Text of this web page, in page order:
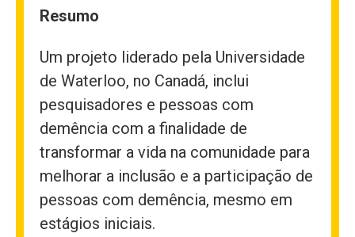
Resumo
Um projeto liderado pela Universidade
de Waterloo, no Canadá, inclui
pesquisadores e pessoas com
demência com a finalidade de
transformar a vida na comunidade para
melhorar a inclusão e a participação de
pessoas com demência, mesmo em
estágios iniciais.